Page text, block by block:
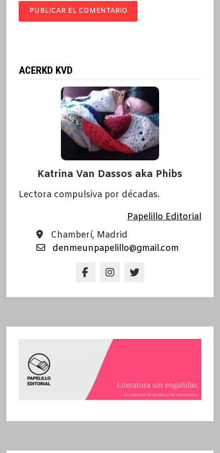
ACERKD KVD
Katrina Van Dassos aka Phibs
Lectora compulsiva por décadas.
Papelillo Editorial
Chamberí, Madrid
denmeunpapelillo@gmail.com